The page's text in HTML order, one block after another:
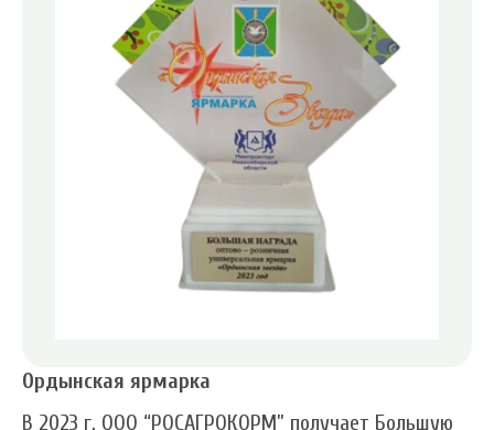
Ордынская ярмарка
В 2023 г. ООО “РОСАГРОКОРМ” получает Большую